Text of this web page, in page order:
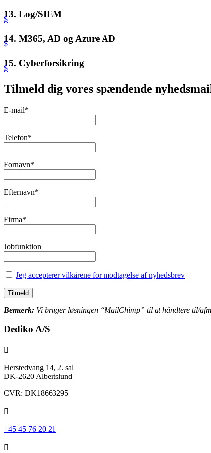
13. Log/SIEM
$
14. M365, AD og Azure AD
$
15. Cyberforsikring
$
Tilmeld dig vores spændende
E-mail*
Telefon*
Fornavn*
Efternavn*
Firma*
Jobfunktion
Jeg accepterer vilkårene for modtagelse af nyhedsbrev
Bemærk: Vi bruger løsningen “MailChimp” til at håndtere til/
Dediko A/S

Herstedvang 14, 2. sal
DK-2620 Albertslund
CVR: DK18663295

+45 45 76 20 21
